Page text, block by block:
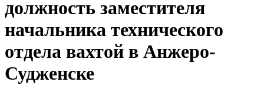
должность заместителя
начальника технического
отдела вахтой в Анжеро-
Судженске